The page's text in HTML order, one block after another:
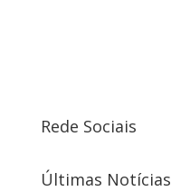
Rede Sociais
Últimas Notícias